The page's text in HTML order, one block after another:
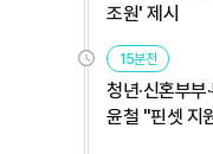
조원' 제시
15분전
청년·신혼부
윤철 "핀셋 지